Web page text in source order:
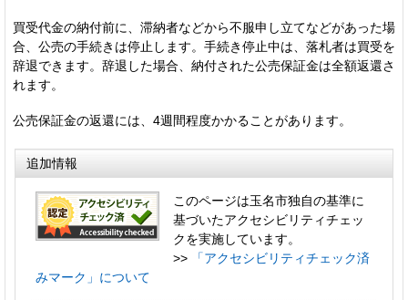
買受代金の納付前に、滞納者などから不服申し立てなどがあった場
合、公売の手続きは停止します。手続き停止中は、落札者は買受を
辞退できます。辞退した場合、納付された公売保証金は全額返還さ
れます。
公売保証金の返還には、4週間程度かかることがあります。
追加情報
このページは玉名市独自の基準に
基づいたアクセシビリティチェッ
クを実施しています。
>>
「アクセシビリティチェック済
みマーク」について